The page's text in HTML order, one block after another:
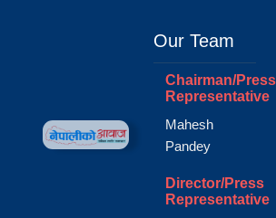
Our Team
Chairman/Press
Representative
Mahesh
Pandey
Director/Press
Representative